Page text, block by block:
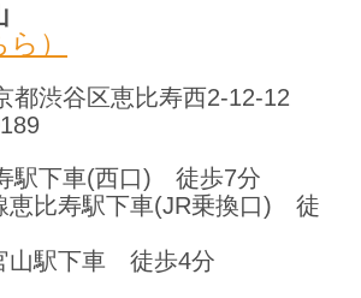
）
都渋谷区恵比寿西2-12-12
駅下車(西口) 徒歩7分
恵比寿駅下車(JR乗換口) 徒
山駅下車 徒歩4分